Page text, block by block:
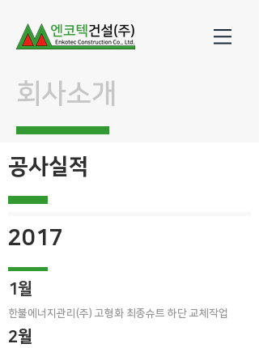
회사소개
2017
한불에너지관리(주) 고형화 최종슈트 하단 교체작업
공사실적
1월
2월